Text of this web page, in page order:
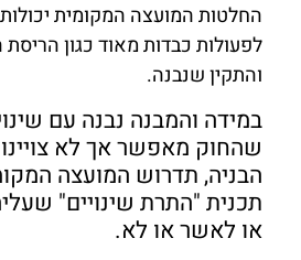
החלטות המועצה המקומית
לפעולות כבדות מאוד כגון
והתקין שנבנה.
במידה והמבנה נבנה עם
שהחוק מאפשר אך לא
הבניה, תדרוש המועצה
תכנית "התרת שינויים"
או לאשר או לא.